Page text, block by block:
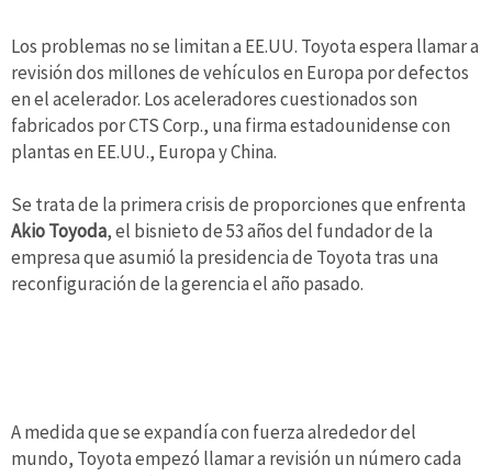
Los problemas no se limitan a EE.UU. Toyota espera llamar a
revisión dos millones de vehículos en Europa por defectos
en el acelerador. Los aceleradores cuestionados son
fabricados por CTS Corp., una firma estadounidense con
plantas en EE.UU., Europa y China.
Se trata de la primera crisis de proporciones que enfrenta
Akio Toyoda, el bisnieto de 53 años del fundador de la
empresa que asumió la presidencia de Toyota tras una
reconfiguración de la gerencia el año pasado.
A medida que se expandía con fuerza alrededor del
mundo, Toyota empezó llamar a revisión un número cada